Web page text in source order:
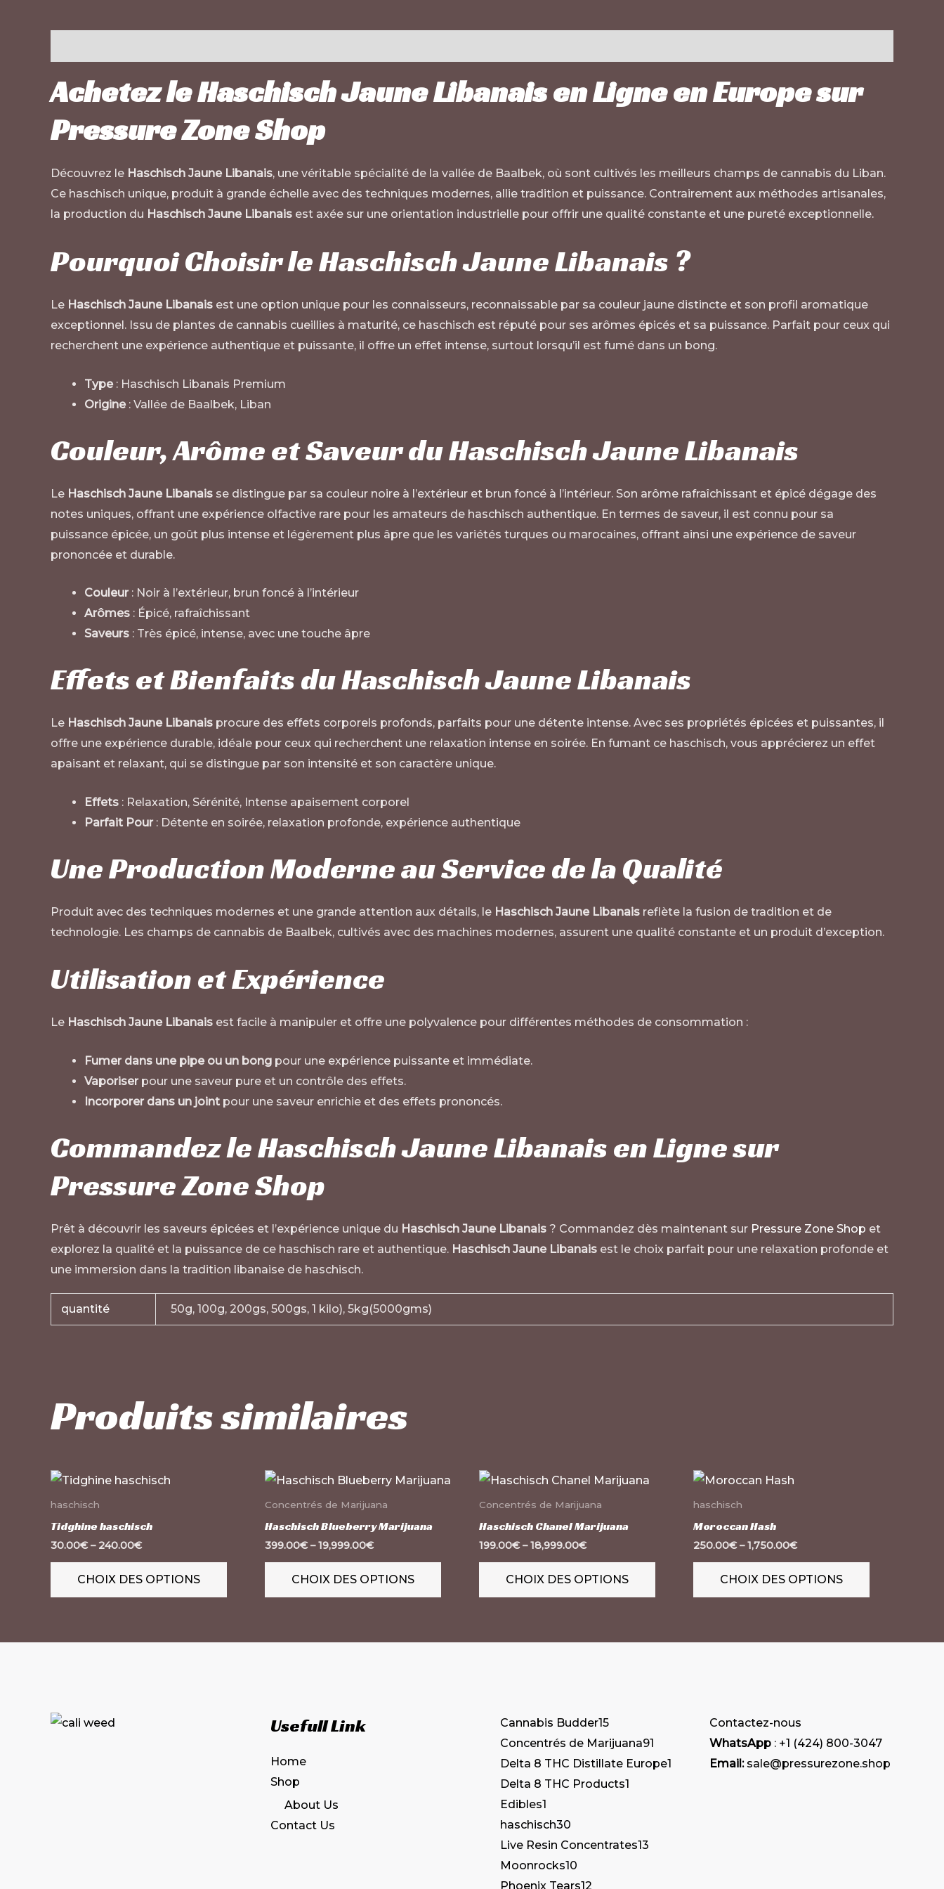
Achetez le Haschisch Jaune Libanais en Ligne en Europe sur
Pressure Zone Shop
Découvrez le Haschisch Jaune Libanais, une véritable spécialité de la vallée de Baalbek, où sont cultivés les meilleurs champs de cannabis du Liban.
Ce haschisch unique, produit à grande échelle avec des techniques modernes, allie tradition et puissance. Contrairement aux méthodes artisanales,
la production du Haschisch Jaune Libanais est axée sur une orientation industrielle pour offrir une qualité constante et une pureté exceptionnelle.
Pourquoi Choisir le Haschisch Jaune Libanais ?
Le Haschisch Jaune Libanais est une option unique pour les connaisseurs, reconnaissable par sa couleur jaune distincte et son profil aromatique
exceptionnel. Issu de plantes de cannabis cueillies à maturité, ce haschisch est réputé pour ses arômes épicés et sa puissance. Parfait pour ceux qui
recherchent une expérience authentique et puissante, il offre un effet intense, surtout lorsqu’il est fumé dans un bong.
Type: Haschisch Libanais Premium
Origine: Vallée de Baalbek, Liban
Couleur, Arôme et Saveur du Haschisch Jaune Libanais
Le Haschisch Jaune Libanais se distingue par sa couleur noire à l’extérieur et brun foncé à l’intérieur. Son arôme rafraîchissant et épicé dégage des
notes uniques, offrant une expérience olfactive rare pour les amateurs de haschisch authentique. En termes de saveur, il est connu pour sa
puissance épicée, un goût plus intense et légèrement plus âpre que les variétés turques ou marocaines, offrant ainsi une expérience de saveur
prononcée et durable.
Couleur : Noir à l’extérieur, brun foncé à l’intérieur
Arômes : Épicé, rafraîchissant
Saveurs : Très épicé, intense, avec une touche âpre
Effets et Bienfaits du Haschisch Jaune Libanais
Le Haschisch Jaune Libanais procure des effets corporels profonds, parfaits pour une détente intense. Avec ses propriétés épicées et puissantes, il
offre une expérience durable, idéale pour ceux qui recherchent une relaxation intense en soirée. En fumant ce haschisch, vous apprécierez un effet
apaisant et relaxant, qui se distingue par son intensité et son caractère unique.
Effets : Relaxation, Sérénité, Intense apaisement corporel
Parfait Pour : Détente en soirée, relaxation profonde, expérience authentique
Une Production Moderne au Service de la Qualité
Produit avec des techniques modernes et une grande attention aux détails, le Haschisch Jaune Libanais reflète la fusion de tradition et de
technologie. Les champs de cannabis de Baalbek, cultivés avec des machines modernes, assurent une qualité constante et un produit d’exception.
Utilisation et Expérience
Le Haschisch Jaune Libanais est facile à manipuler et offre une polyvalence pour différentes méthodes de consommation :
Fumer dans une pipe ou un bong pour une expérience puissante et immédiate.
Vaporiser pour une saveur pure et un contrôle des effets.
Incorporer dans un joint pour une saveur enrichie et des effets prononcés.
Commandez le Haschisch Jaune Libanais en Ligne sur
Pressure Zone Shop
Prêt à découvrir les saveurs épicées et l’expérience unique du Haschisch Jaune Libanais ? Commandez dès maintenant sur Pressure Zone Shop et
explorez la qualité et la puissance de ce haschisch rare et authentique. Haschisch Jaune Libanais est le choix parfait pour une relaxation profonde et
une immersion dans la tradition libanaise de haschisch.
quantité 50g, 100g, 200gs, 500gs, 1 kilo), 5kg(5000gms)
Produits similaires
haschisch
Tidghine haschisch
30.00€–240.00€
CHOIX DES OPTIONS
produit
plusieurs
variations.
options
être
Concentrés de Marijuana
Haschisch Blueberry Marijuana
399.00€–19,999.00€
CHOIX DES OPTIONS
Ce
produit
plusieurs
variations.
options
être
Concentrés de Marijuana
Haschisch Chanel Marijuana
199.00€–18,999.00€
CHOIX DES OPTIONS
produit
plusieurs
variations.
options
être
produit
haschisch
Moroccan Hash
250.00€–1,750.00€
CHOIX DES OPTIONS
variations.
options
être
du
produit
Usefull Link
Home
Shop
About Us
Contact Us
Cannabis Budder15
Concentrés de Marijuana91
Delta 8 THC Distillate Europe1
Delta 8 THC Products1
Edibles1
haschisch30
Live Resin Concentrates13
Moonrocks10
Phoenix Tears12
Contactez-nous
WhatsApp : +1 (424) 800-3047
Email:sale@pressurezone.shop